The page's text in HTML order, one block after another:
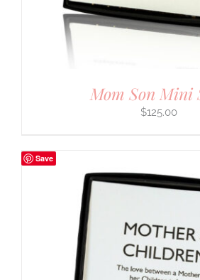
Mom Son Mini
$125.00
Save